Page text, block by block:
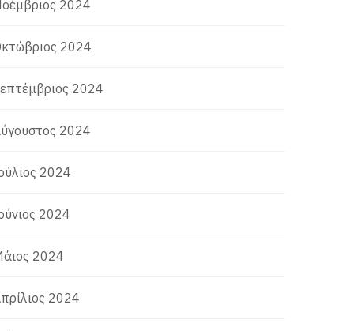
2024
2024
2024
2024
2024
2024
2024
2024